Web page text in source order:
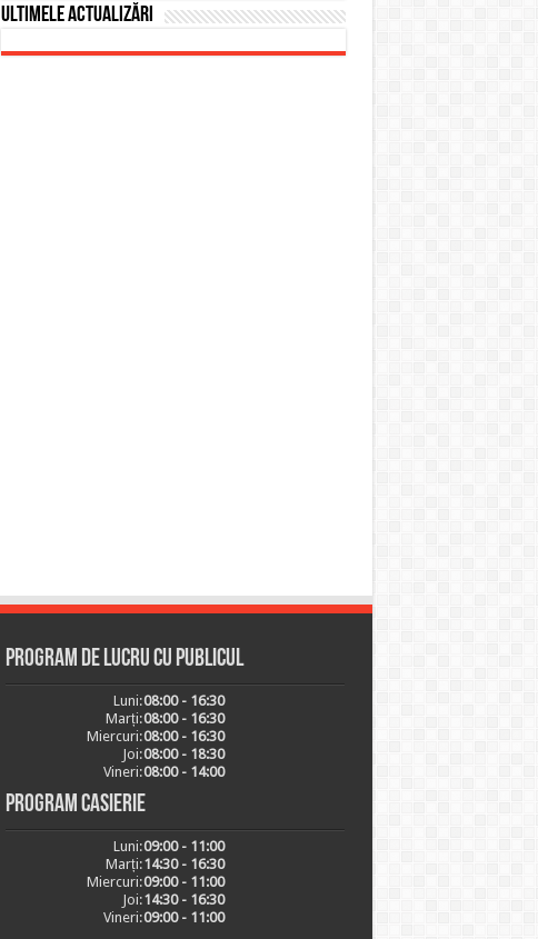
Ultimele actualizări
Program de lucru cu publicul
Luni:08:00 - 16:30
Marți:08:00 - 16:30
Miercuri:08:00 - 16:30
Joi:08:00 - 18:30
Vineri:08:00 - 14:00
Program casierie
Luni:09:00 - 11:00
Marți:14:30 - 16:30
Miercuri:09:00 - 11:00
Joi:14:30 - 16:30
Vineri:09:00 - 11:00